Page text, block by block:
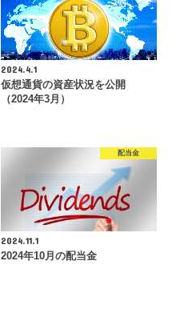
2024.4.1
仮想通貨の資産状況を公開
（2024年3月）
配当金
2024.11.1
2024年10月の配当金